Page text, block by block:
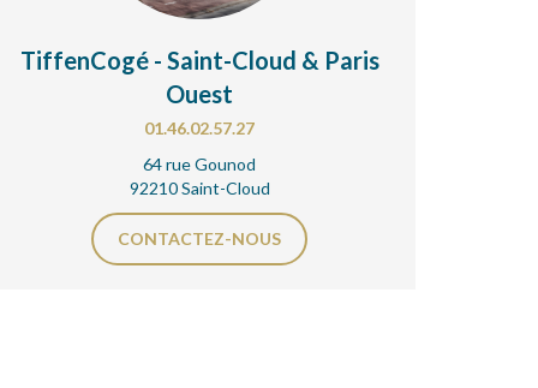
TiffenCogé - Saint-Cloud & Paris
Ouest
01.46.02.57.27
64 rue Gounod
92210 Saint-Cloud
CONTACTEZ-NOUS